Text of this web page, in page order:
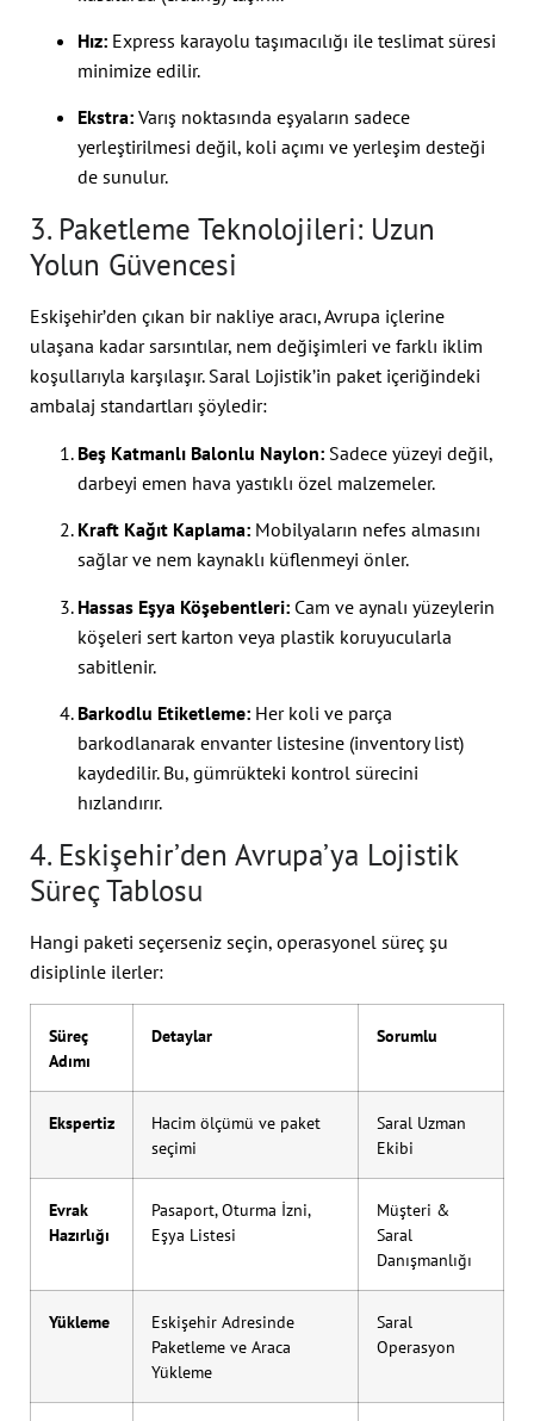
Hız: Express karayolu taşımacılığı ile teslimat süresi
minimize edilir.
Ekstra: Varış noktasında eşyaların sadece
yerleştirilmesi değil, koli açımı ve yerleşim desteği
de sunulur.
3. Paketleme Teknolojileri: Uzun
Yolun Güvencesi
Eskişehir’den çıkan bir nakliye aracı, Avrupa içlerine
ulaşana kadar sarsıntılar, nem değişimleri ve farklı iklim
koşullarıyla karşılaşır. Saral Lojistik’in paket içeriğindeki
ambalaj standartları şöyledir:
Beş Katmanlı Balonlu Naylon: Sadece yüzeyi değil,
darbeyi emen hava yastıklı özel malzemeler.
Kraft Kağıt Kaplama: Mobilyaların nefes almasını
sağlar ve nem kaynaklı küflenmeyi önler.
Hassas Eşya Köşebentleri: Cam ve aynalı yüzeylerin
köşeleri sert karton veya plastik koruyucularla
sabitlenir.
Barkodlu Etiketleme: Her koli ve parça
barkodlanarak envanter listesine (inventory list)
kaydedilir. Bu, gümrükteki kontrol sürecini
hızlandırır.
4. Eskişehir’den Avrupa’ya Lojistik
Süreç Tablosu
Hangi paketi seçerseniz seçin, operasyonel süreç şu
disiplinle ilerler:
Süreç
Adımı
Detaylar Sorumlu
Ekspertiz
Hacim ölçümü ve paket
seçimi
Saral Uzman
Ekibi
Evrak
Hazırlığı
Pasaport, Oturma İzni,
Eşya Listesi
Müşteri &
Saral
Danışmanlığı
Yükleme
Eskişehir Adresinde
Paketleme ve Araca
Yükleme
Saral
Operasyon